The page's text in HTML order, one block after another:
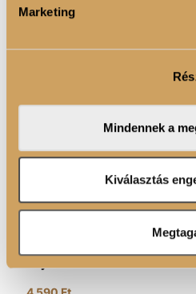
valamint weboldalforgalmunk
adatait, akik kombinálhatják az
adatokkal, amelyeket Ön adott
Ön által használt más
Marketing
Mindennek a
Kiválasztás